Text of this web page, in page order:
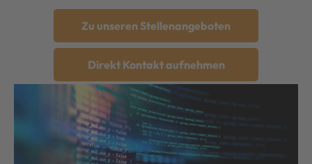
Zu unseren Stellenangeboten
Direkt Kontakt aufnehmen